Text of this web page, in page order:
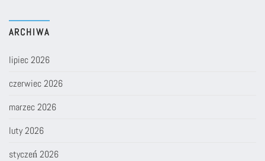
ARCHIWA
lipiec 2026
czerwiec 2026
marzec 2026
luty 2026
styczeń 2026